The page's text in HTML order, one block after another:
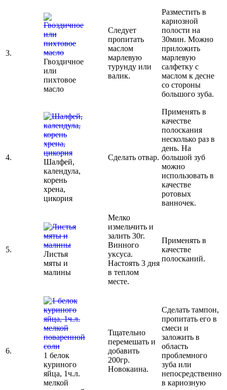
3.
Гвоздичное
или
пихтовое
масло
Следует
пропитать
маслом
марлевую
турунду или
валик.
Разместить в
кариозной
полости на
30мин. Можно
приложить
марлевую
салфетку с
маслом к десне
со стороны
большого зуба.
4.
Шалфей,
календула,
корень
хрена,
цикория
Сделать отвар.
Применять в
качестве
полоскания
несколько раз в
день. На
большой зуб
можно
использовать в
качестве
ротовых
ванночек.
5.
Листья
мяты и
малины
Мелко
измельчить и
залить 30г.
Винного
уксуса.
Настоять 3 дня
в теплом
месте.
Применять в
качестве
полосканий.
6.
1 белок
куриного
яйца, 1ч.л.
мелкой
Тщательно
перемешать и
добавить
200гр.
Новокаина.
Сделать тампон,
пропитать его в
смеси и
заложить в
область
проблемного
зуба или
непосредственно
в кариозную